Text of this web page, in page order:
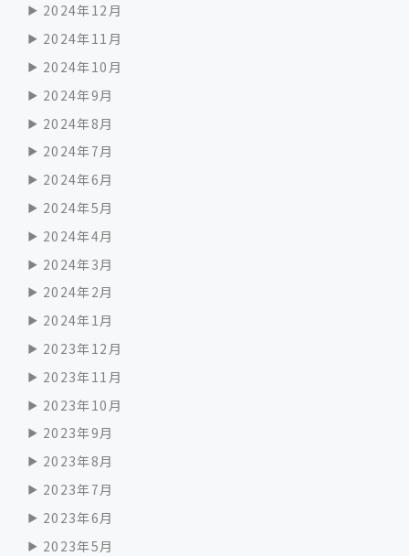
2024年12月
2024年11月
2024年10月
2024年9月
2024年8月
2024年7月
2024年6月
2024年5月
2024年4月
2024年3月
2024年2月
2024年1月
2023年12月
2023年11月
2023年10月
2023年9月
2023年8月
2023年7月
2023年6月
2023年5月